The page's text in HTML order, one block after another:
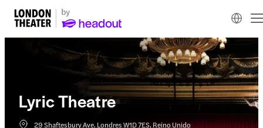
Lyric Theatre
29 Shaftesbury Ave, Londres W1D 7ES, Reino Unido